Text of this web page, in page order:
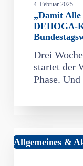
Neue
DEHOGA-
Bundestagswahl
4. Februar 2025
„Damit Alle
DEHOGA-
Drei
startet der
Phase.
Neuer
Allgemeines &